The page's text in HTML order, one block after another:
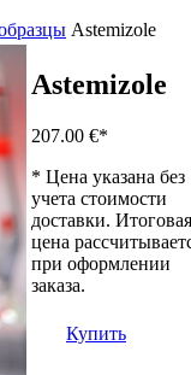
Astemizole
Astemizole
207.00 €*
* Цена указана без
учета стоимости
доставки. Итоговая
цена
при оформлении
заказа.
Купить